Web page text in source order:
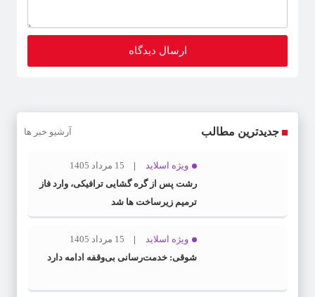
جدیدترین مطالب آرشیو خبر ها
ویژه اسلاید
15 مرداد 1405
رشت پس از گره گشایی ترافیکی، وارد فاز
ترمیم زیرساخت ها شد
ویژه اسلاید
15 مرداد 1405
شوقی: خدمت‌رسانی بی‌وقفه ادامه دارد